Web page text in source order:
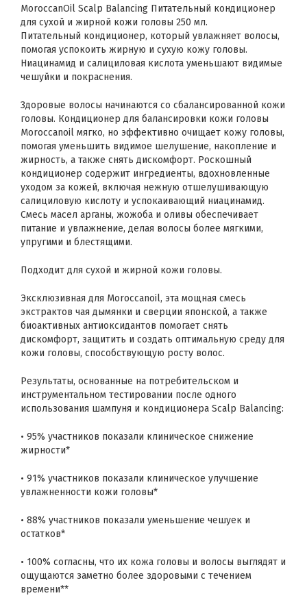
MoroccanOil Scalp Balancing Питательный кондиционер
для сухой и жирной кожи головы 250 мл.
Питательный кондиционер, который увлажняет волосы,
помогая успокоить жирную и сухую кожу головы.
Ниацинамид и салициловая кислота уменьшают видимые
чешуйки и покраснения.
Здоровые волосы начинаются со сбалансированной кожи
головы. Кондиционер для балансировки кожи головы
Moroccanoil мягко, но эффективно очищает кожу головы,
помогая уменьшить видимое шелушение, накопление и
жирность, а также снять дискомфорт. Роскошный
кондиционер содержит ингредиенты, вдохновленные
уходом за кожей, включая нежную отшелушивающую
салициловую кислоту и успокаивающий ниацинамид.
Смесь масел арганы, жожоба и оливы обеспечивает
питание и увлажнение, делая волосы более мягкими,
упругими и блестящими.
Подходит для сухой и жирной кожи головы.
Эксклюзивная для Moroccanoil, эта мощная смесь
экстрактов чая дымянки и сверции японской, а также
биоактивных антиоксидантов помогает снять
дискомфорт, защитить и создать оптимальную среду для
кожи головы, способствующую росту волос.
Результаты, основанные на потребительском и
инструментальном тестировании после одного
использования шампуня и кондиционера Scalp Balancing:
• 95% участников показали клиническое снижение
жирности*
• 91% участников показали клиническое улучшение
увлажненности кожи головы*
• 88% участников показали уменьшение чешуек и
остатков*
• 100% согласны, что их кожа головы и волосы выглядят и
ощущаются заметно более здоровыми с течением
времени**